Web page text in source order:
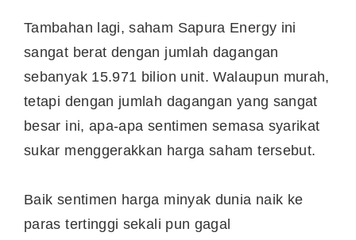
Tambahan lagi, saham Sapura Energy ini
sangat berat dengan jumlah dagangan
sebanyak 15.971 bilion unit. Walaupun murah,
tetapi dengan jumlah dagangan yang sangat
besar ini, apa-apa sentimen semasa syarikat
sukar menggerakkan harga saham tersebut.
Baik sentimen harga minyak dunia naik ke
paras tertinggi sekali pun gagal